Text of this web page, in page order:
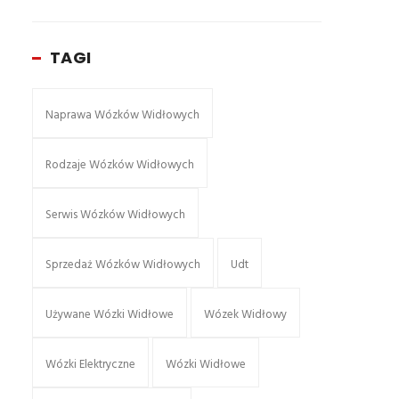
TAGI
Naprawa Wózków Widłowych
Rodzaje Wózków Widłowych
Serwis Wózków Widłowych
Sprzedaż Wózków Widłowych Udt
Używane Wózki Widłowe Wózek Widłowy
Wózki Elektryczne Wózki Widłowe